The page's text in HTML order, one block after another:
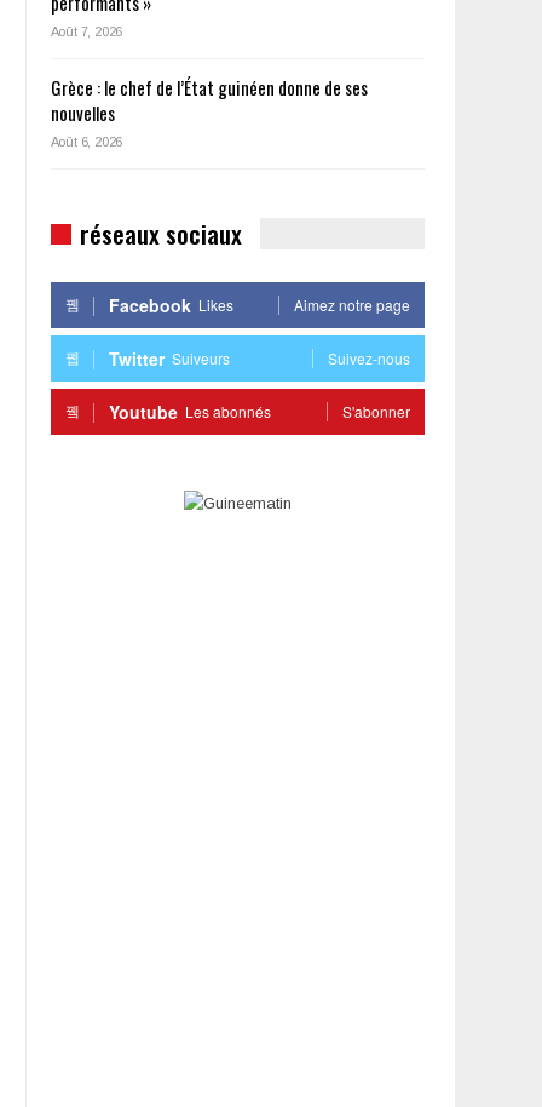
Août 7, 2026
Grèce : le chef de l’État guinéen donne de ses
nouvelles
Août 6, 2026
réseaux sociaux
Facebook Likes Aimez notre page
Twitter Suiveurs Suivez-nous
Youtube Les abonnés S'abonner